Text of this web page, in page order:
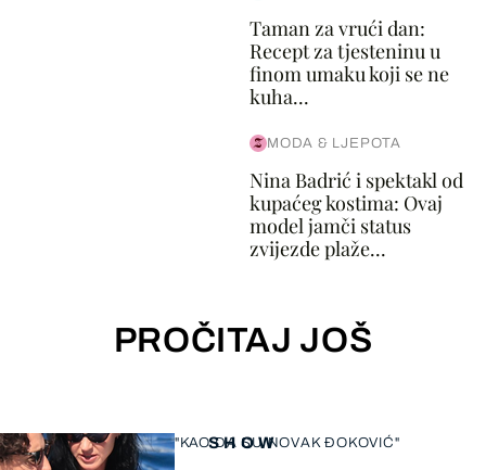
Taman za vrući dan:
Recept za tjesteninu u
finom umaku koji se ne
kuha...
MODA & LJEPOTA
Nina Badrić i spektakl od
kupaćeg kostima: Ovaj
model jamči status
zvijezde plaže...
PROČITAJ JOŠ
SHOW
"KAO DA SU NOVAK ĐOKOVIĆ"